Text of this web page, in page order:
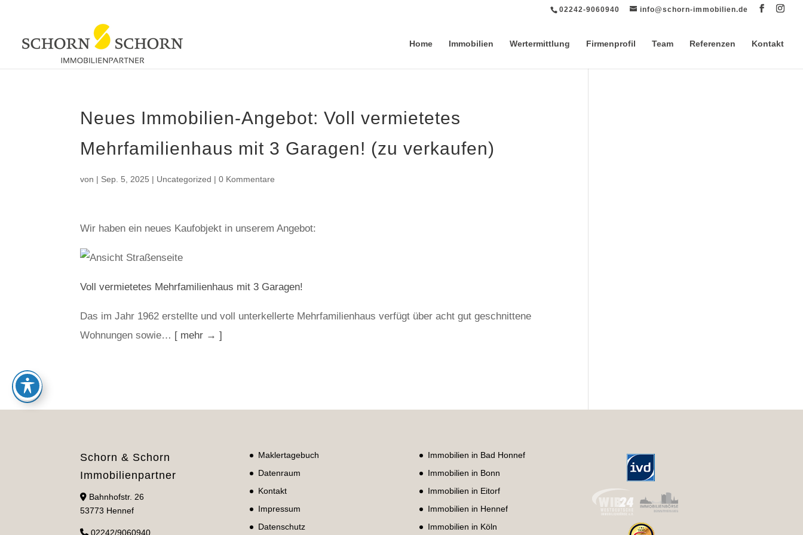
02242-9060940 info@schorn-immobilien.de
Home Immobilien Wertermittlung Firmenprofil Team Referenzen Kontakt
Neues Immobilien-Angebot: Voll vermietetes
Mehrfamilienhaus mit 3 Garagen! (zu verkaufen)
von | Sep. 5, 2025 | Uncategorized |0 Kommentare
Wir haben ein neues Kaufobjekt in unserem Angebot:
Voll vermietetes Mehrfamilienhaus mit 3 Garagen!
Das im Jahr 1962 erstellte und voll unterkellerte Mehrfamilienhaus verfügt über acht gut geschnittene
Wohnungen sowie… [ mehr → ]
Schorn & Schorn
Immobilienpartner
Bahnhofstr. 26
53773 Hennef
02242/9060940
Maklertagebuch
Datenraum
Kontakt
Impressum
Datenschutz
Immobilien in Bad Honnef
Immobilien in Bonn
Immobilien in Eitorf
Immobilien in Hennef
Immobilien in Köln